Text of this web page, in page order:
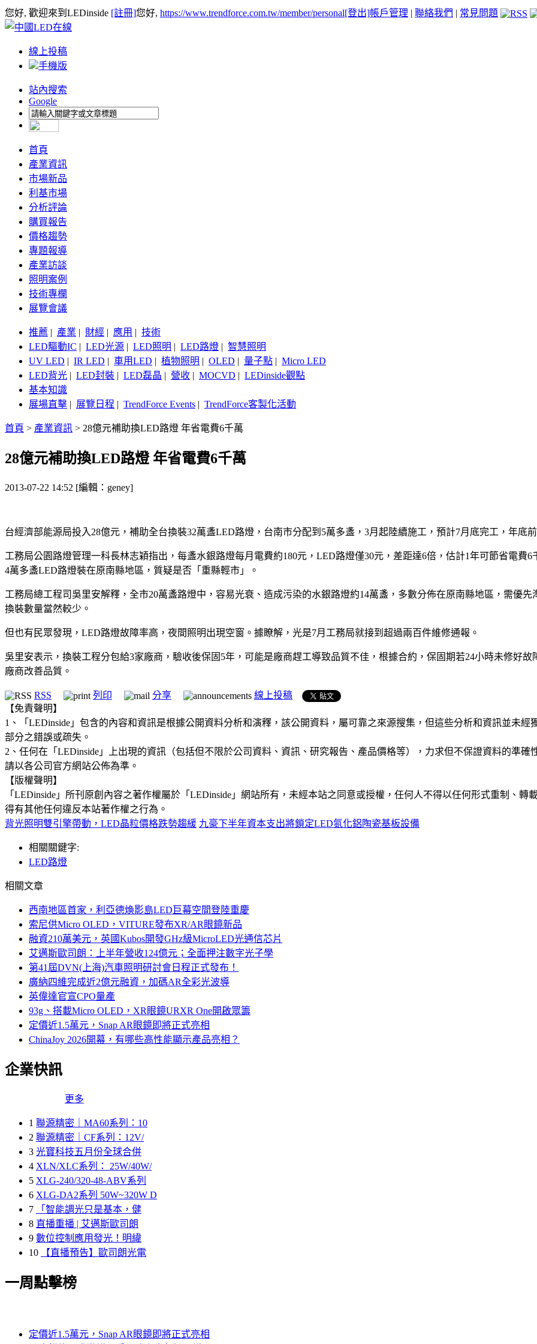
您好, 歡迎來到LEDinside [註冊]您好, https://www.trendforce.com.tw/member/personal[登出]帳戶管理 | 聯絡我們 | 常見問題
線上投稿
手機版
站內搜索
Google
首頁
產業資訊
市場新品
利基市場
分析評論
購買報告
價格趨勢
專題報導
產業訪談
照明案例
技術專欄
展覽會議
推薦 | 產業 | 財經 | 應用 | 技術
LED驅動IC | LED光源 | LED照明 | LED路燈 | 智慧照明
UV LED | IR LED | 車用LED | 植物照明 | OLED | 量子點 | Micro LED
LED背光 | LED封裝 | LED磊晶 | 營收 | MOCVD | LEDinside觀點
基本知識
展場直擊 | 展覽日程 | TrendForce Events | TrendForce客製化活動
首頁 > 產業資訊 > 28億元補助換LED路燈 年省電費6千萬
28億元補助換LED路燈 年省電費6千萬
2013-07-22 14:52 [編輯：geney]
台經濟部能源局投入28億元，補助全台換裝32萬盞LED路燈，台南市分配到5萬多盞，3月起陸續施工，預計7月底完工，年底
工務局公園路燈管理一科長林志穎指出，每盞水銀路燈每月電費約180元，LED路燈僅30元，差距達6倍，估計1年可節省電費
4萬多盞LED路燈裝在原南縣地區，質疑是否「重縣輕市」。
工務局總工程司吳里安解釋，全市20萬盞路燈中，容易光衰、造成污染的水銀路燈約14萬盞，多數分佈在原南縣地區，需優
換裝數量當然較少。
但也有民眾發現，LED路燈故障率高，夜間照明出現空窗。據瞭解，光是7月工務局就接到超過兩百件維修通報。
吳里安表示，換裝工程分包給3家廠商，驗收後保固5年，可能是廠商趕工導致品質不佳，根據合約，保固期若24小時未修好
廠商改善品質。
RSS 列印 分享
線上投稿
【免責聲明】
1、「LEDinside」包含的內容和資訊是根據公開資料分析和演釋，該公開資料，屬可靠之來源搜集，但這些分析和資訊並未
部分之錯誤或疏失。
2、任何在「LEDinside」上出現的資訊（包括但不限於公司資料、資訊、研究報告、產品價格等），力求但不保證資料的準
請以各公司官方網站公佈為準。
【版權聲明】
「LEDinside」所刊原創內容之著作權屬於「LEDinside」網站所有，未經本站之同意或授權，任何人不得以任何形式重制、
得有其他任何違反本站著作權之行為。
背光照明雙引擎帶動，LED晶粒價格跌勢趨緩 九豪下半年資本支出將鎖定LED氮化鋁陶瓷基板設備
相關關鍵字:
LED路燈
相關文章
西南地區首家，利亞德煥影島LED巨幕空間登陸重慶
索尼供Micro OLED，VITURE發布XR/AR眼鏡新品
融資210萬美元，英國Kubos開發GHz級MicroLED光通信芯片
艾邁斯歐司朗：上半年營收124億元；全面押注數字光子學
第41屆DVN(上海)汽車照明研討會日程正式發布！
廣納四維完成近2億元融資，加碼AR全彩光波導
英偉達官宣CPO量產
93g、搭載Micro OLED，XR眼鏡URXR One開啟眾籌
定價近1.5萬元，Snap AR眼鏡即將正式亮相
ChinaJoy 2026開幕，有哪些高性能顯示產品亮相？
企業快訊
更多
1 聯源精密｜MA60系列：10
2 聯源精密｜CF系列：12V/
3 光寶科技五月份全球合併
4 XLN/XLC系列： 25W/40W/
5 XLG-240/320-48-ABV系列
6 XLG-DA2系列 50W~320W D
7
「智能調光只是基本，健
8 直播重播 | 艾邁斯歐司朗
9 數位控制應用發光！明緯
10
【直播預告】歐司朗光電
一周點擊榜
定價近1.5萬元，Snap AR眼鏡即將正式亮相